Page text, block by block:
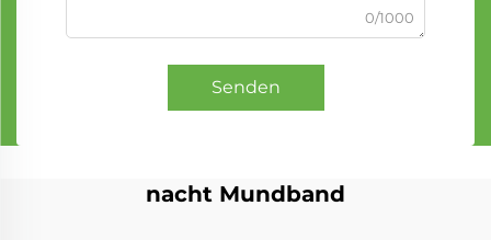
0/1000
Senden
nacht Mundband